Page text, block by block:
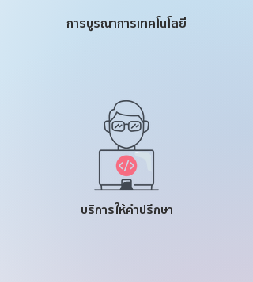
การบูรณาการเทคโนโลยี
บริการให้คำปรึกษา